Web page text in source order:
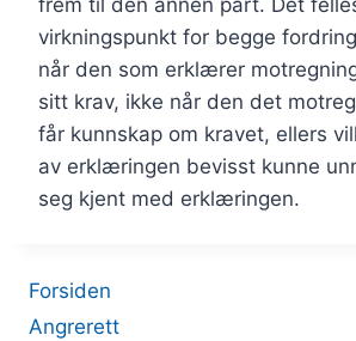
frem til den annen part. Det
virkningspunkt for begge
når den som erklærer
sitt krav, ikke når den det
får kunnskap om kravet, ellers
av erklæringen bevisst kunne
seg kjent med erklæringen.
Forsiden
Angrerett